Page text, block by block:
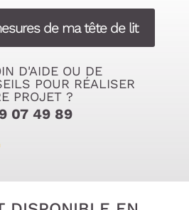
de ma tête de lit
D'AIDE OU DE
POUR RÉALISER
PROJET ?
07 49 89